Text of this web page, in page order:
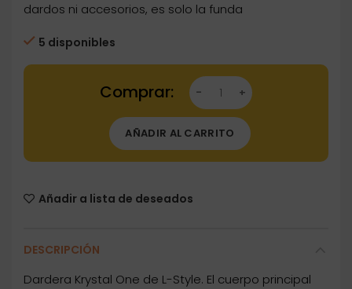
dardos ni accesorios, es solo la funda
5 disponibles
Dartstore Funda Dardos L-Style Krystal One
AÑADIR AL CARRITO
Añadir a lista de deseados
DESCRIPCIÓN
Dardera Krystal One de L-Style. El cuerpo principal